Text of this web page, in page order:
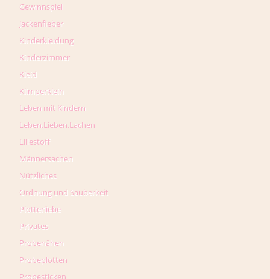
Gewinnspiel
Jackenfieber
Kinderkleidung
Kinderzimmer
Kleid
Klimperklein
Leben mit Kindern
Leben.Lieben.Lachen
Lillestoff
Männersachen
Nützliches
Ordnung und Sauberkeit
Plotterliebe
Privates
Probenähen
Probeplotten
Probesticken